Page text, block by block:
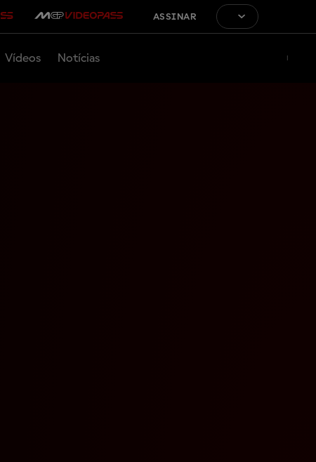
ASSINAR
Vídeos Notícias